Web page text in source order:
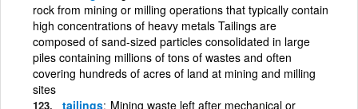
rock from mining or milling operations that typically contain
high concentrations of heavy metals Tailings are
composed of sand-sized particles consolidated in large
piles containing millions of tons of wastes and often
covering hundreds of acres of land at mining and milling
sites
tailings Mining waste left after mechanical or